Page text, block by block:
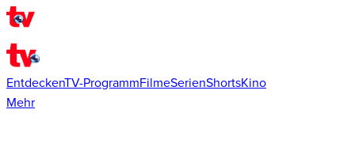
EntdeckenTV-ProgrammFilmeSerienShortsKino
Mehr